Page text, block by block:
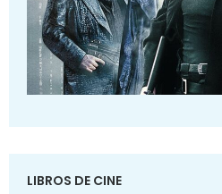
LIBROS DE CINE